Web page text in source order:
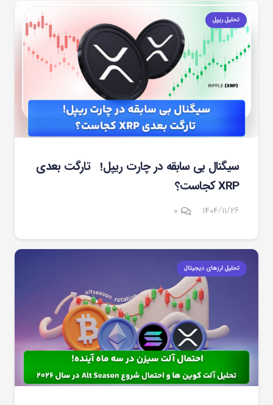
تحلیل ریپل
سیگنال بی سابقه در چارت ریپل! تارگت بعدی
XRP کجاست؟
۱۴۰۴/۱۱/۲۶ ۰
تحلیل ارزهای دیجیتال